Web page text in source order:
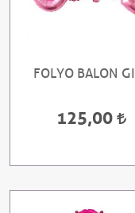
FOLYO BALON
125,00